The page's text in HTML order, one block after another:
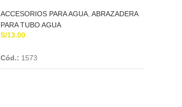
ACCESORIOS PARA AGUA ABRAZADERA
PARA TUBO AGUA
S/13.00
Cód.: 1573